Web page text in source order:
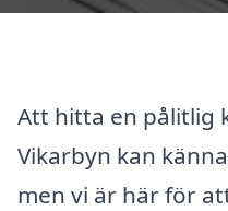
Att hitta en pålitlig
Vikarbyn kan
men vi är här för